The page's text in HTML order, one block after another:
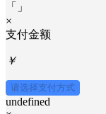
「
」
×
支付金额
￥
请选择支付方式
undefined